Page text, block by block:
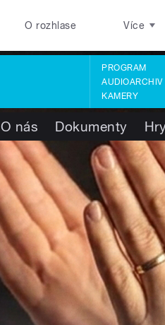
O rozhlase Více
PROGRAM
AUDIOARCHIV
KAMERY
O nás Dokumenty